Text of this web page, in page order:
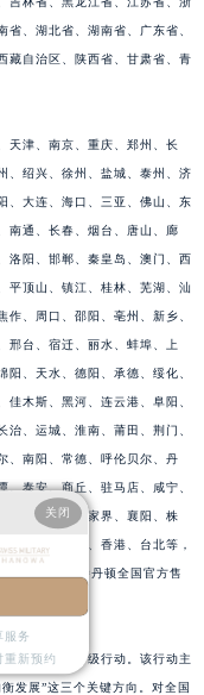
、湖北省、湖南省、广东省、
藏自治区、陕西省、甘肃省、青
天津、南京、重庆、郑州、长
、绍兴、徐州、盐城、泰州、济
、大连、海口、三亚、佛山、东
南通、长春、烟台、唐山、廊
洛阳、邯郸、秦皇岛、澳门、西
平顶山、镇江、桂林、芜湖、汕
、周口、邵阳、亳州、新乡、
邢台、宿迁、丽水、蚌埠、上
、天水、德阳、承德、绥化、
木斯、黑河、连云港、阜阳、
、运城、淮南、莆田、荆门、
、南阳、常德、呼伦贝尔、丹
泰安、商丘、驻马店、咸宁、
萨、丽江、张家界、襄阳、株
州、攀枝花、香港、台北等，
息需拨打江诗丹顿全国官方售
的一次服务升级行动。该行动主
发展”这三个关键方向。对全国
关闭
服务
重新预约